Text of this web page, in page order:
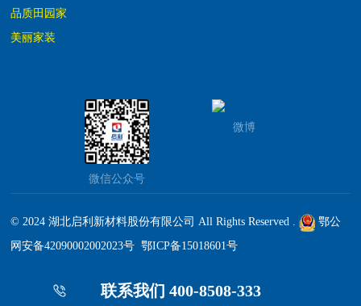
品质田园家
美丽家装
微信公众号
微博
© 2024 湖北启利新材料股份有限公司 All Rights Reserved .
鄂公
网安备42090002002023号 鄂ICP备15018601号
联系我们 400-8508-333